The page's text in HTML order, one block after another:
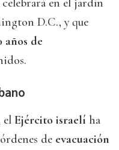
celebrará en el jardín
D.C., y que
años de
el Ejército israelí ha
de evacuación